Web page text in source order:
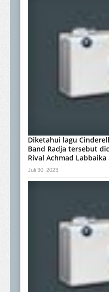
Diketahui lagu
Band Radja tersebut
Rival Achmad Labbaika
Juli 30, 2023